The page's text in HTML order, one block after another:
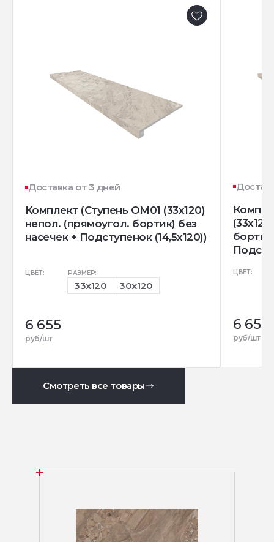
Доставка от 3 дней
Комплект (Ступень OM01 (33x120)
непол. (прямоугол. бортик) без
насечек + Подступенок (14,5x120))
ЦВЕТ: РАЗМЕР:
33x120 30x120
6 655
руб/шт
ЦВЕТ:
6 655
руб/шт
Смотреть все товары